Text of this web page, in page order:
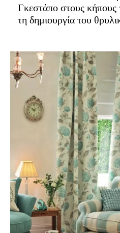
Γκεστάπο στους κήπους
τη δημιουργία του